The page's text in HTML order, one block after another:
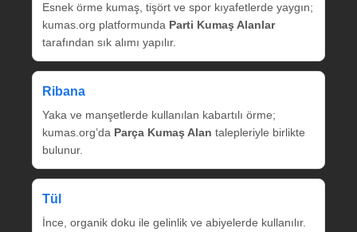
Esnek örme kumaş, tişört ve spor kıyafetlerde yaygın;
kumas.org platformunda Parti Kumaş Alanlar
tarafından sık alımı yapılır.
Ribana
Yaka ve manşetlerde kullanılan kabartılı örme;
kumas.org’da Parça Kumaş Alan talepleriyle birlikte
bulunur.
Tül
İnce, organik doku ile gelinlik ve abiyelerde kullanılır.